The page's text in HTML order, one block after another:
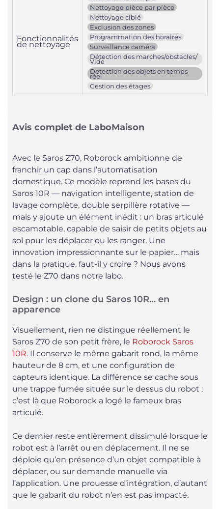
Fonctionnalités
de nettoyage
Nettoyage pièce par pièce
Nettoyage ciblé
Exclusion des zones
Programmation des horaires
Surveillance caméra
Détection des marches/obstacles/
Vide
Detection des objets en temps
réel
Gestion des étages
Avis complet de LaboMaison
Avec le Saros Z70, Roborock ambitionne de
franchir un cap dans l’automatisation
domestique. Ce modèle reprend les bases du
Saros 10R — navigation intelligente, station de
lavage complète, double serpillère rotative —
mais y ajoute un élément inédit : un bras articulé
escamotable, capable de saisir de petits objets au
sol pour les déplacer ou les ranger. Une
innovation impressionnante sur le papier… mais
dans la pratique, faut-il y croire ? Nous avons
testé le Z70 dans notre labo.
Design : un clone du Saros 10R… en
apparence
Visuellement, rien ne distingue réellement le
Saros Z70 de son petit frère, le Roborock Saros
10R. Il conserve le même gabarit rond, la même
hauteur de 8 cm, et une configuration de
capteurs identique. La différence se cache sous
une trappe fumée située sur le dessus du robot :
c’est là que Roborock a logé le fameux bras
articulé.
Ce dernier reste entièrement dissimulé lorsque le
robot est à l’arrêt ou en déplacement. Il ne se
déploie qu’en présence d’un objet compatible à
déplacer, ou sur demande manuelle via
l’application. Une prouesse d’intégration, d’autant
que le gabarit du robot n’en est pas impacté.